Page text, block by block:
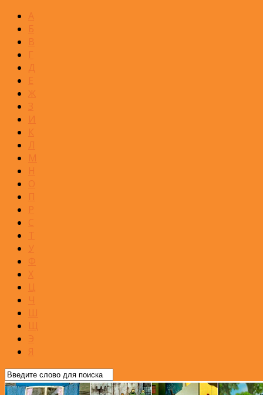
А
Б
В
Г
Д
Е
Ж
З
И
К
Л
М
Н
О
П
Р
С
Т
У
Ф
Х
Ц
Ч
Ш
Щ
Э
Я